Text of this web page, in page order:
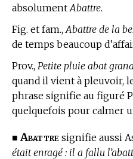
absolumentAbattre.
Fig. et fam., Abattre de la
de temps beaucoup
Prov., Petite pluie abat
quand il vient à pleuvoir,
phrase signifie au figuré
quelquefois pour calmer
■ Abattre signifie aussi
était enragé : il a fallu